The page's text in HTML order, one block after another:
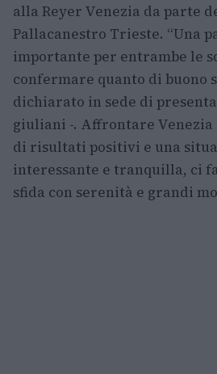
alla Reyer Venezia da parte
Pallacanestro Trieste. “Una
importante per entrambe le
confermare quanto di buono
dichiarato in sede di
giuliani -. Affrontare Venezia
di risultati positivi e una
interessante e tranquilla, ci
sfida con serenità e grandi